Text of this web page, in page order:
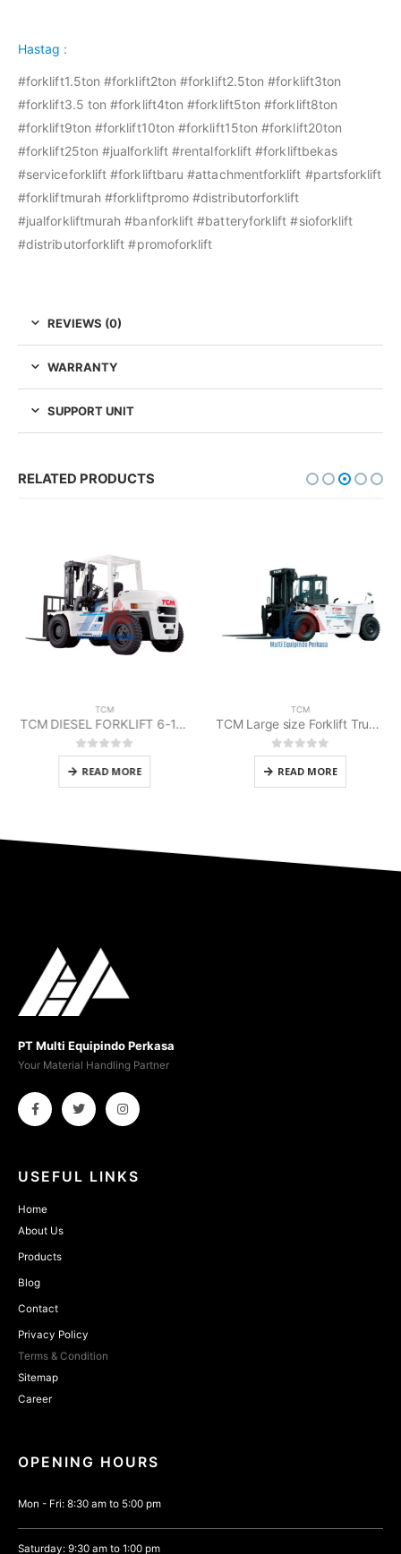
Hastag :
#forklift1.5ton #forklift2ton #forklift2.5ton #forklift3ton
#forklift3.5 ton #forklift4ton #forklift5ton #forklift8ton
#forklift9ton #forklift10ton #forklift15ton #forklift20ton
#forklift25ton #jualforklift #rentalforklift #forkliftbekas
#serviceforklift #forkliftbaru #attachmentforklift #partsforklift
#forkliftmurah #forkliftpromo #distributorforklift
#jualforkliftmurah #banforklift #batteryforklift #sioforklift
#distributorforklift #promoforklift
REVIEWS (0)
WARRANTY
SUPPORT UNIT
RELATED PRODUCTS
TCM
TCM DIESEL FORKLIFT 6-10 T FD60/FD70/FD80/FD100
0out of 5
READ MORE
TCM
TCM Large size Forklift Truck FD250-3/FD300-3
0out of 5
READ MORE
PT Multi Equipindo Perkasa
Your Material Handling Partner
USEFUL LINKS
Home
About Us
Products
Blog
Contact
Privacy Policy
Terms & Condition
Sitemap
Career
OPENING HOURS
Mon - Fri: 8:30 am to 5:00 pm
Saturday: 9:30 am to 1:00 pm